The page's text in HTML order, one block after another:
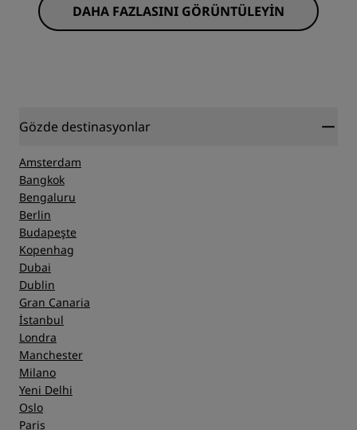
DAHA FAZLASINI GÖRÜNTÜLEYIN
Gözde destinasyonlar
Amsterdam
Bangkok
Bengaluru
Berlin
Budapeşte
Kopenhag
Dubai
Dublin
Gran Canaria
İstanbul
Londra
Manchester
Milano
Yeni Delhi
Oslo
Paris